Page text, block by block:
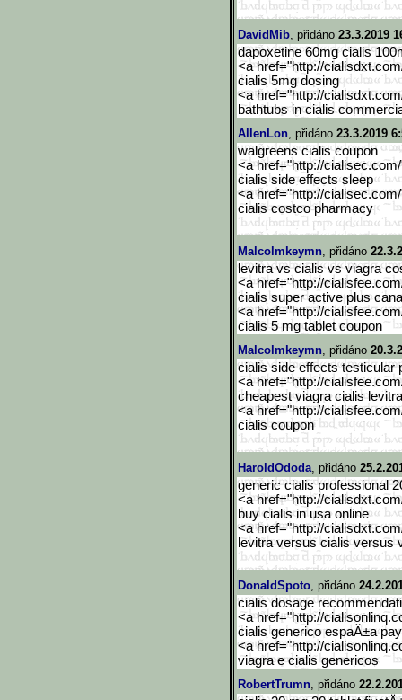
DavidMib, přidáno 23.3.2019
dapoxetine 60mg cialis
<a href="http://
cialis 5mg dosing
<a href="http://
bathtubs in cialis
AllenLon, přidáno 23.3.2019
walgreens cialis coupon
<a href="http://
cialis side effects sleep
<a href="http://
cialis costco pharmacy
Malcolmkeymn, přidáno
levitra vs cialis vs viagra
<a href="http://
cialis super active plus
<a href="http://
cialis 5 mg tablet coupon
Malcolmkeymn, přidáno
cialis side effects testicular
<a href="http://
cheapest viagra cialis levitra
<a href="http://
cialis coupon
HaroldOdoda, přidáno
generic cialis professional
<a href="http://
buy cialis in usa online
<a href="http://
levitra versus cialis versus
DonaldSpoto, přidáno
cialis dosage
<a href="http://
cialis generico espaĂ±a
<a href="http://
viagra e cialis genericos
RobertTrumn, přidáno